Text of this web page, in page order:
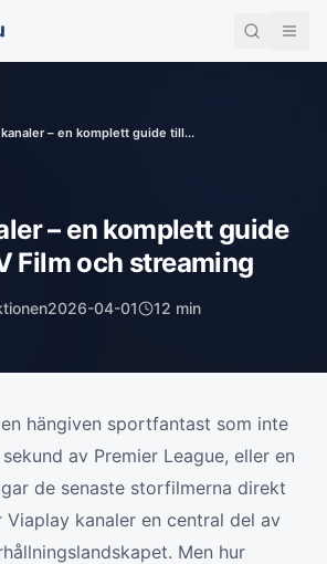
– en komplett guide till...
– en komplett guide
Film och streaming
2026-04-01 12 min
hängiven sportfantast som inte
av Premier League, eller en
de senaste storfilmerna direkt
kanaler en central del av
Men hur